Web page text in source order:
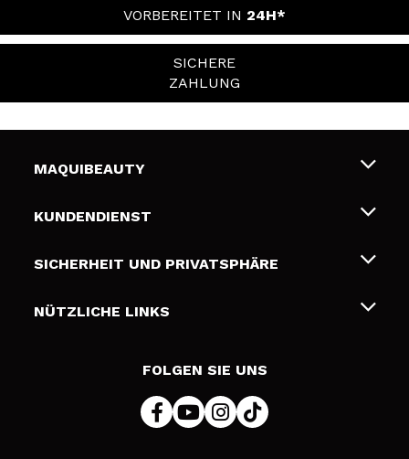
VORBEREITET IN 24H*
SICHERE
ZAHLUNG
MAQUIBEAUTY
Über uns
Geschenkkarten
KUNDENDIENST
Liefer- und Versandkosten
Zahlung
SICHERHEIT UND PRIVATSPHÄRE
Bedingungen und Datenschutz
NÜTZLICHE LINKS
FOLGEN SIE UNS